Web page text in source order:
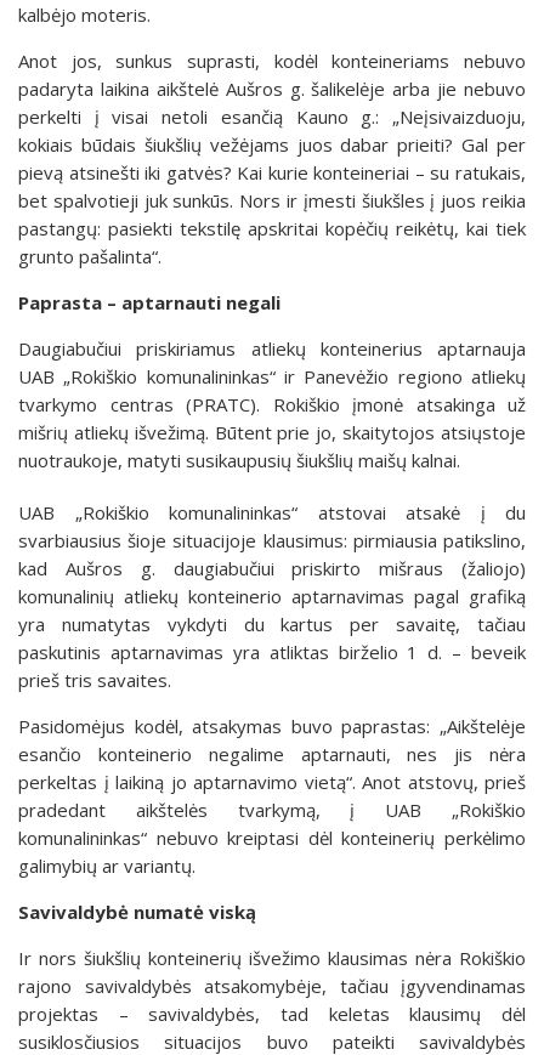
kalbėjo moteris.
Anot jos, sunkus suprasti, kodėl konteineriams nebuvo
padaryta laikina aikštelė Aušros g. šalikelėje arba jie nebuvo
perkelti į visai netoli esančią Kauno g.: „Neįsivaizduoju,
kokiais būdais šiukšlių vežėjams juos dabar prieiti? Gal per
pievą atsinešti iki gatvės? Kai kurie konteineriai – su ratukais,
bet spalvotieji juk sunkūs. Nors ir įmesti šiukšles į juos reikia
pastangų: pasiekti tekstilę apskritai kopėčių reikėtų, kai tiek
grunto pašalinta“.
Paprasta – aptarnauti negali
Daugiabučiui priskiriamus atliekų konteinerius aptarnauja
UAB „Rokiškio komunalininkas“ ir Panevėžio regiono atliekų
tvarkymo centras (PRATC). Rokiškio įmonė atsakinga už
mišrių atliekų išvežimą. Būtent prie jo, skaitytojos atsiųstoje
nuotraukoje, matyti susikaupusių šiukšlių maišų kalnai.
UAB „Rokiškio komunalininkas“ atstovai atsakė į du
svarbiausius šioje situacijoje klausimus: pirmiausia patikslino,
kad Aušros g. daugiabučiui priskirto mišraus (žaliojo)
komunalinių atliekų konteinerio aptarnavimas pagal grafiką
yra numatytas vykdyti du kartus per savaitę, tačiau
paskutinis aptarnavimas yra atliktas birželio 1 d. – beveik
prieš tris savaites.
Pasidomėjus kodėl, atsakymas buvo paprastas: „Aikštelėje
esančio konteinerio negalime aptarnauti, nes jis nėra
perkeltas į laikiną jo aptarnavimo vietą“. Anot atstovų, prieš
pradedant aikštelės tvarkymą, į UAB „Rokiškio
komunalininkas“ nebuvo kreiptasi dėl konteinerių perkėlimo
galimybių ar variantų.
Savivaldybė numatė viską
Ir nors šiukšlių konteinerių išvežimo klausimas nėra Rokiškio
rajono savivaldybės atsakomybėje, tačiau įgyvendinamas
projektas – savivaldybės, tad keletas klausimų dėl
susiklosčiusios situacijos buvo pateikti savivaldybės